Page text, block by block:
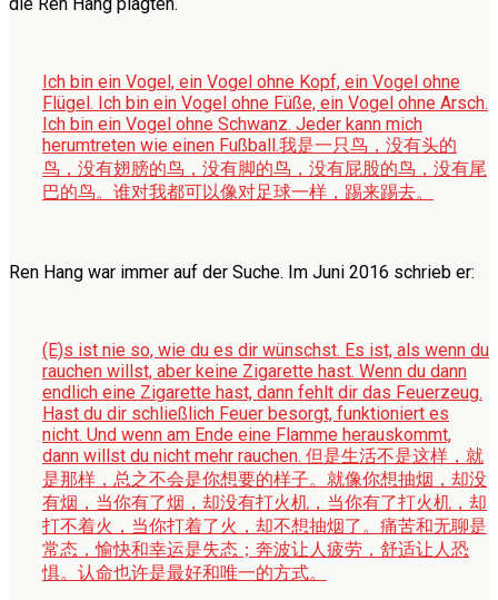
Ich bin ein Vogel, ein Vogel ohne Kopf, ein Vogel ohne
Flügel. Ich bin ein Vogel ohne Füße, ein Vogel ohne Arsch.
Ich bin ein Vogel ohne Schwanz. Jeder kann mich
herumtreten wie einen Fußball.我是一只鸟，没有头的
鸟，没有翅膀的鸟，没有脚的鸟，没有屁股的鸟，没有尾
巴的鸟。谁对我都可以像对足球一样，踢来踢去。
Ren Hang war immer auf der Suche. Im Juni 2016 schrieb er:
(E)s ist nie so, wie du es dir wünschst. Es ist, als wenn du
rauchen willst, aber keine Zigarette hast. Wenn du dann
endlich eine Zigarette hast, dann fehlt dir das Feuerzeug.
Hast du dir schließlich Feuer besorgt, funktioniert es
nicht. Und wenn am Ende eine Flamme herauskommt,
dann willst du nicht mehr rauchen. 但是生活不是这样，就
是那样，总之不会是你想要的样子。就像你想抽烟，却没
有烟，当你有了烟，却没有打火机，当你有了打火机，却
打不着火，当你打着了火，却不想抽烟了。痛苦和无聊是
常态，愉快和幸运是失态；奔波让人疲劳，舒适让人恐
惧。认命也许是最好和唯一的方式。